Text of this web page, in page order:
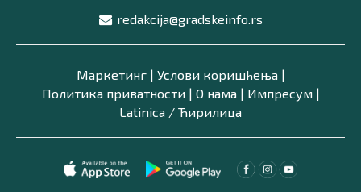
redakcija@gradskeinfo.rs
Маркетинг| Услови коришћења|
Политика приватности| О нама| Импресум|
Latinica / Ћирилица